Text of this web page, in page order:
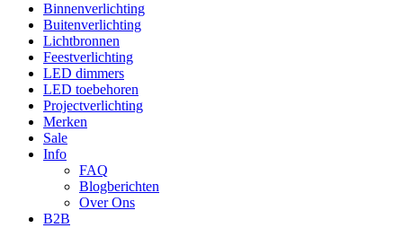
Binnenverlichting
Buitenverlichting
Lichtbronnen
Feestverlichting
LED dimmers
LED toebehoren
Projectverlichting
Merken
Sale
Info
FAQ
Blogberichten
Over Ons
B2B